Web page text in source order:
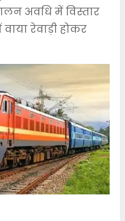
अवधि में विस्तार
रेवाड़ी होकर